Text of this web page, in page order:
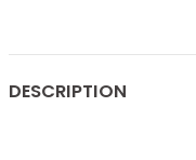
DESCRIPTION